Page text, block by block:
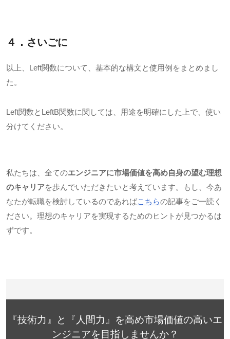
４．さいごに
以上、 Left関数について、基本的な構文と使用例をまとめまし
た。
Left関数と LeftB関数に関しては、用途を明確にした上で、使い
分けてください。
私たちは、全てのエンジニアに市場価値を高め自身の望む理想
のキャリアを歩んでいただきたいと考えています。もし、今あ
なたが転職を検討しているのであればこちらの記事をご一読く
ださい。理想のキャリアを実現するためのヒントが見つかるは
ずです。
『技術力』と『人間力』を高め市場価値の高いエ
ンジニアを目指しませんか？